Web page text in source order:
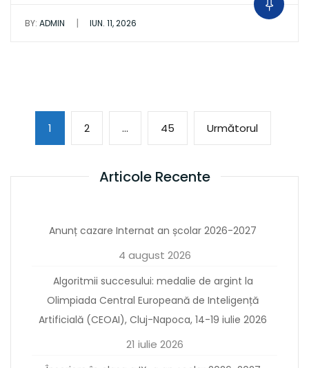
BY: ADMIN | IUN. 11, 2026
Paginație
articole
Page
1 Page
2 … Page
45 Următorul
pagină
Articole Recente
Anunț cazare Internat an școlar 2026-2027
4 august 2026
Algoritmii succesului: medalie de argint la
Olimpiada Central Europeană de Inteligență
Artificială (CEOAI), Cluj-Napoca, 14-19 iulie 2026
21 iulie 2026